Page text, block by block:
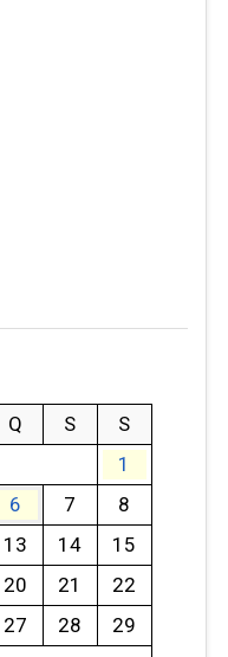
Q S
S
1
6 7
8
13 14
15
20 21
22
27 28
29